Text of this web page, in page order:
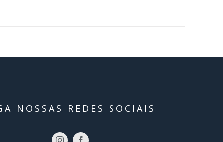
NOSSAS REDES SOCIAIS